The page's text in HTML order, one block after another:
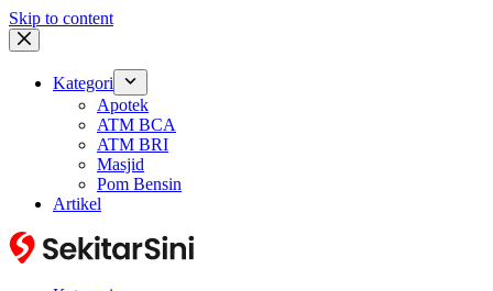
Skip to content
Kategori
Apotek
ATM BCA
ATM BRI
Masjid
Pom Bensin
Artikel